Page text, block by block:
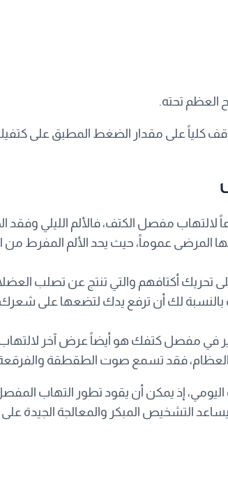
تحته.
كلياً على مقدار الضغط المطبق على
مفصل الكتف، فالألم الليلي وفقد
المرضى عموماً، حيث يحد الألم المفرط من
تحريك أكتافهم والتي تنتج عن تصلب
لك أن ترفع يدك لتضعها على
في مفصل كتفك هو أيضاً عرض آخر
العظام، فقد تسمع صوت الطقطقة
إذ يمكن أن يقود تطور التهاب المفصل
التشخيص المبكر والمعالجة الجيدة